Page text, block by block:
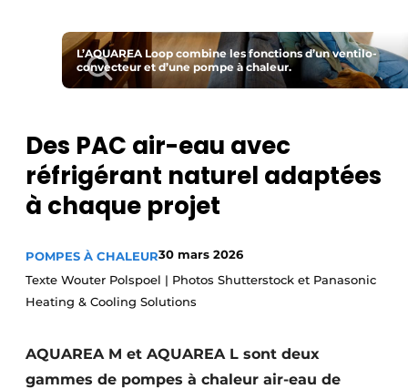
EntreprisesMerci de votre inscription
S’inscrire
Home
Newsletter
Podcasts
Privacy / Cookie statement
Termes et conditions
Photovoltaïques
Smart homes
L’AQUAREA Loop combine les fonctions d’un ventilo-
convecteur et d’une pompe à chaleur.
Des PAC air-eau avec
réfrigérant naturel adaptées
à chaque projet
POMPES À CHALEUR30 mars 2026
Texte Wouter Polspoel | Photos Shutterstock et Panasonic
Heating & Cooling Solutions
AQUAREA M et AQUAREA L sont deux
gammes de pompes à chaleur air-eau de